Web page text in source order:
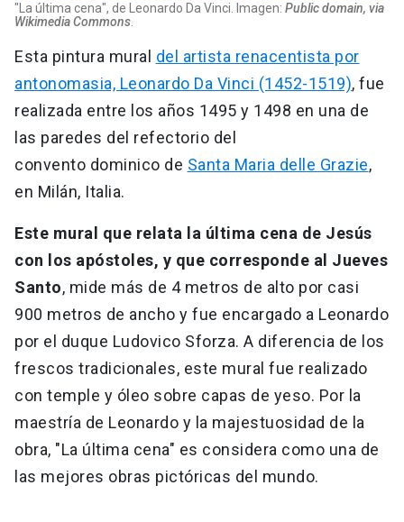
"La última cena", de Leonardo Da Vinci. Imagen: Public domain, via
Wikimedia Commons.
Esta pintura mural del artista renacentista por
antonomasia, Leonardo Da Vinci (1452-1519), fue
realizada entre los años 1495 y 1498 en una de
las paredes del refectorio del
convento dominico de Santa Maria delle Grazie,
en Milán, Italia.
Este mural que relata la última cena de Jesús
con los apóstoles, y que corresponde al Jueves
Santo, mide más de 4 metros de alto por casi
900 metros de ancho y fue encargado a Leonardo
por el duque Ludovico Sforza. A diferencia de los
frescos tradicionales, este mural fue realizado
con temple y óleo sobre capas de yeso. Por la
maestría de Leonardo y la majestuosidad de la
obra, "La última cena" es considera como una de
las mejores obras pictóricas del mundo.